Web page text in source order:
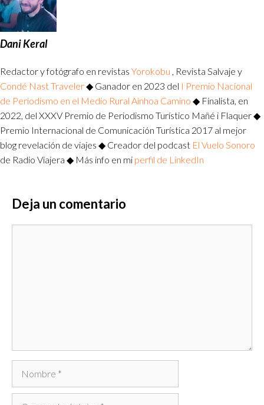
Dani Keral
Redactor y fotógrafo en revistas Yorokobu , Revista Salvaje y
Condé Nast Traveler◆ Ganador en 2023 del I Premio Nacional
de Periodismo en el Medio Rural Ainhoa Camino ◆ Finalista, en
2022, del XXXV Premio de Periodismo Turístico Mañé i Flaquer ◆
Premio Internacional de Comunicación Turística 2017 al mejor
blog revelación de viajes ◆ Creador del podcast El Vuelo Sonoro
de Radio Viajera ◆ Más info en mi perfil de LinkedIn
Deja un comentario